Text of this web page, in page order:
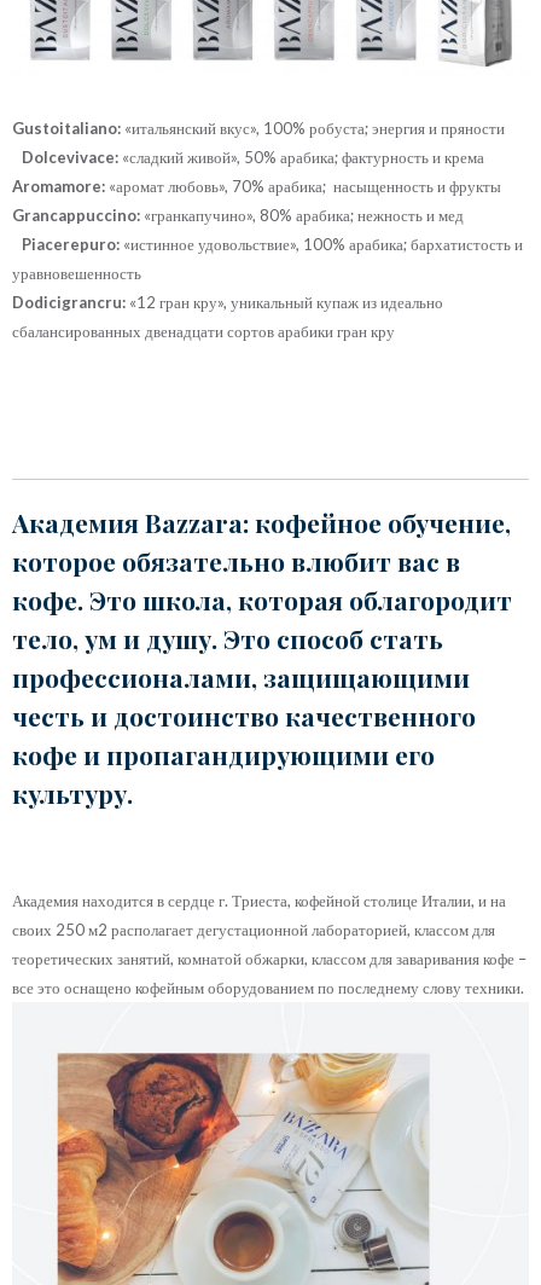
Gustoitaliano: «итальянский вкус», 100% робуста; энергия и пряности
Dolcevivace: «сладкий живой», 50% арабика; фактурность и крема
Aromamore: «аромат любовь», 70% арабика; насыщенность и фрукты
Grancappuccino: «гранкапучино», 80% арабика; нежность и мед
Piacerepuro: «истинное удовольствие», 100% арабика; бархатистость и
уравновешенность
Dodicigrancru: «12 гран кру», уникальный купаж из идеально
сбалансированных двенадцати сортов арабики гран кру
Академия Bazzara: кофейное обучение,
которое обязательно влюбит вас в
кофе. Это школа, которая облагородит
тело, ум и душу. Это способ стать
профессионалами, защищающими
честь и достоинство качественного
кофе и пропагандирующими его
культуру.
Академия находится в сердце г. Триеста, кофейной столице Италии, и на
своих 250 м2 располагает дегустационной лабораторией, классом для
теоретических занятий, комнатой обжарки, классом для заваривания кофе –
все это оснащено кофейным оборудованием по последнему слову техники.